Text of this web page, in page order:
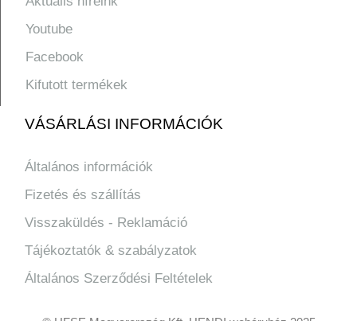
Youtube
Facebook
Kifutott termékek
VÁSÁRLÁSI INFORMÁCIÓK
Általános információk
Fizetés és szállítás
Visszaküldés - Reklamáció
Tájékoztatók & szabályzatok
Általános Szerződési Feltételek